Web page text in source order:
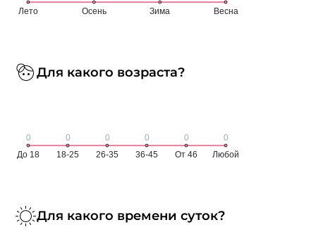
Для какого возраста?
Для какого времени суток?